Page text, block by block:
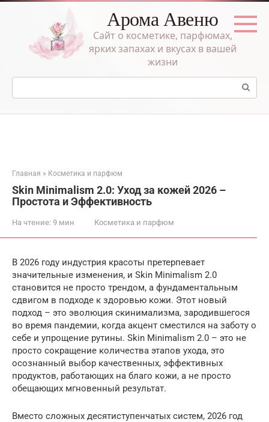
Перейти
Арома Авеню
Сайт о косметике, парфюмах,
ярких запахах и вкусах в вашей
жизни
Поиск:
Главная » Косметика и парфюм
Skin Minimalism 2.0: Уход за кожей 2026 –
Простота и Эффективность
На чтение: 9 мин Косметика и парфюм
В 2026 году индустрия красоты претерпевает
значительные изменения, и Skin Minimalism 2.0
становится не просто трендом, а фундаментальным
сдвигом в подходе к здоровью кожи. Этот новый
подход – это эволюция скинимализма, зародившегося
во время пандемии, когда акцент сместился на заботу о
себе и упрощение рутины. Skin Minimalism 2.0 – это не
просто сокращение количества этапов ухода, это
осознанный выбор качественных, эффективных
продуктов, работающих на благо кожи, а не просто
обещающих мгновенный результат.
Вместо сложных десятиступенчатых систем, 2026 год